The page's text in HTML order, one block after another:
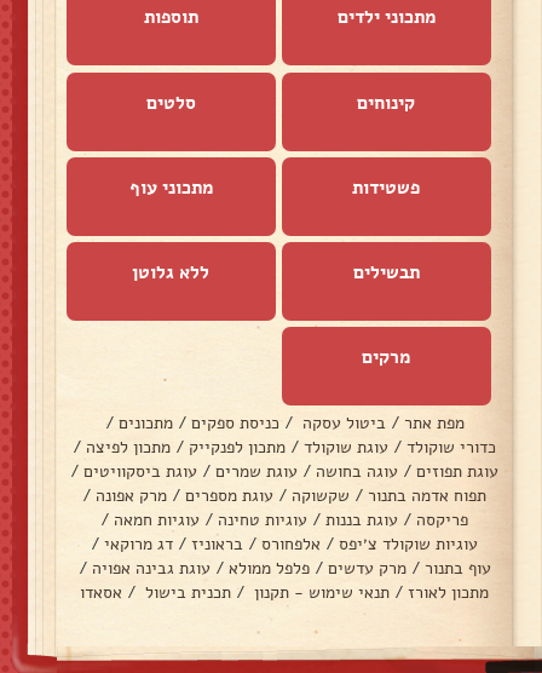
מתכוני ילדים תוספות
קינוחים סלטים
פשטידות מתכוני עוף
תבשילים ללא גלוטן
מרקים
מפת אתר / ביטול עסקה / כניסת ספקים / מתכונים /
כדורי שוקולד / עוגת שוקולד / מתכון לפנקייק / מתכון לפיצה /
עוגת תפוזים / עוגה בחושה / עוגת שמרים / עוגת ביסקוויטים /
תפוח אדמה בתנור / שקשוקה / עוגת מספרים / מרק אפונה /
פריקסה / עוגת בננות / עוגיות טחינה / עוגיות חמאה /
עוגיות שוקולד צ׳יפס / אלפחורס / בראוניז / דג מרוקאי /
עוף בתנור / מרק עדשים / פלפל ממולא / עוגת גבינה אפויה /
מתכון לאורז / תנאי שימוש - תקנון / תכנית בישול / אסאדו